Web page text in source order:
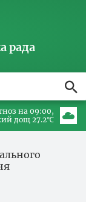
рада
на 09:00
дощ 27.2℃